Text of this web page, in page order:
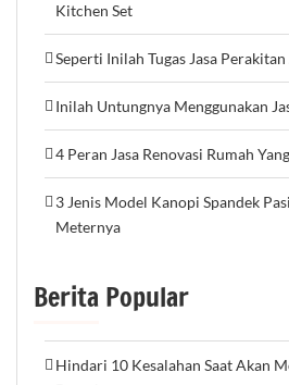
Kitchen Set
Seperti Inilah Tugas Jasa
Inilah Untungnya Menggunakan
4 Peran Jasa Renovasi Rumah
3 Jenis Model Kanopi Spandek
Meternya
Berita Popular
Hindari 10 Kesalahan Saat Akan